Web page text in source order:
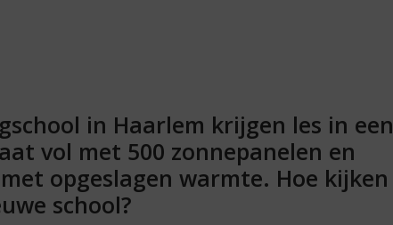
in Haarlem krijgen les in een
vol met 500 zonnepanelen en
opgeslagen warmte. Hoe kijken
school?